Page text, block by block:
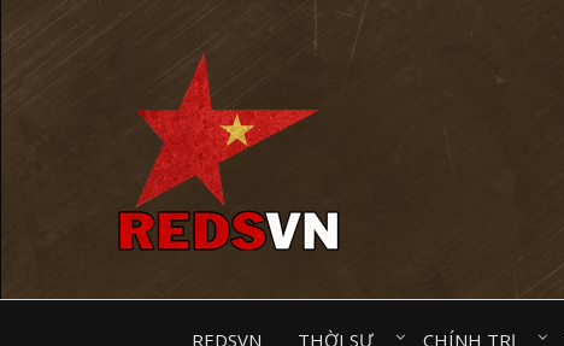
REDSVN THỜI SỰ⠀ CHÍNH TRỊ⠀